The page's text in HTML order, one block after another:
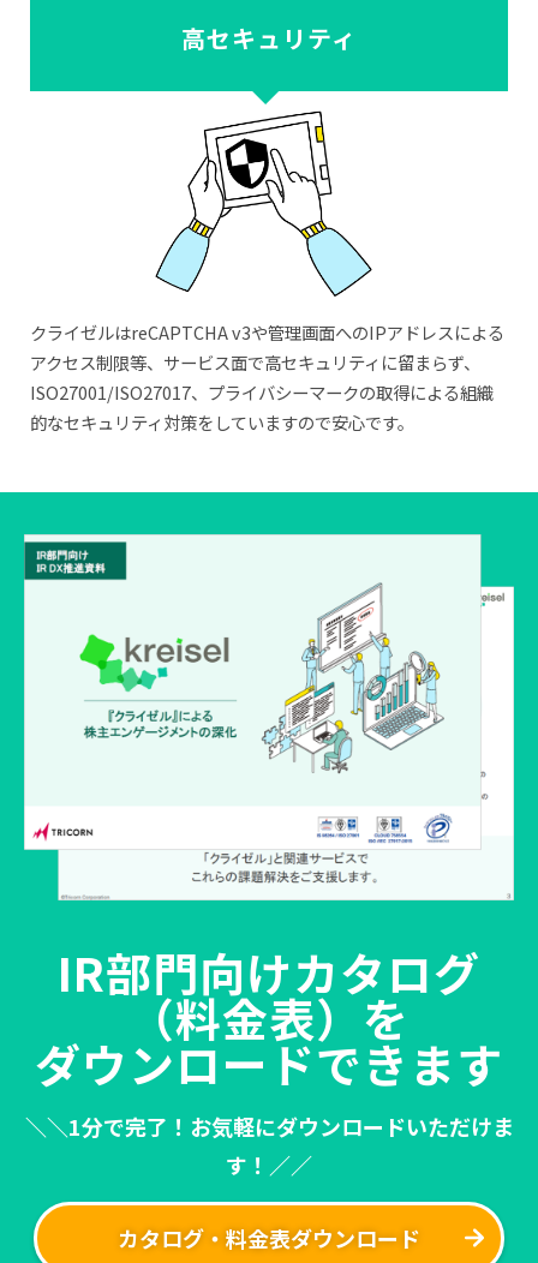
高セキュリティ
クライゼルはreCAPTCHA v3や管理画面へのIPアドレスによる
アクセス制限等、サービス面で高セキュリティに留まらず、
ISO27001/ISO27017、プライバシーマークの取得による組織
的なセキュリティ対策をしていますので安心です。
IR部門向けカタログ
（料金表）を
ダウンロードできます
＼＼1分で完了！お気軽にダウンロードいただけま
す！／／
カタログ・料金表ダウンロード